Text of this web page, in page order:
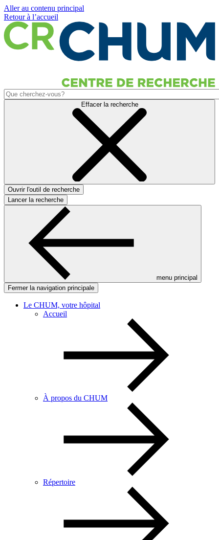
Aller au contenu principal
Retour à l’accueil
Effacer la recherche
Ouvrir l'outil de recherche
Lancer la recherche
menu principal
Fermer la navigation principale
Le CHUM, votre hôpital
Accueil
À propos du CHUM
Répertoire